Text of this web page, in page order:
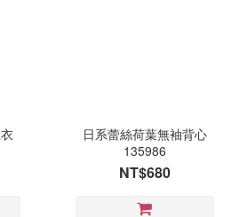
日系蕾絲荷葉無袖背心
135986
NT$680